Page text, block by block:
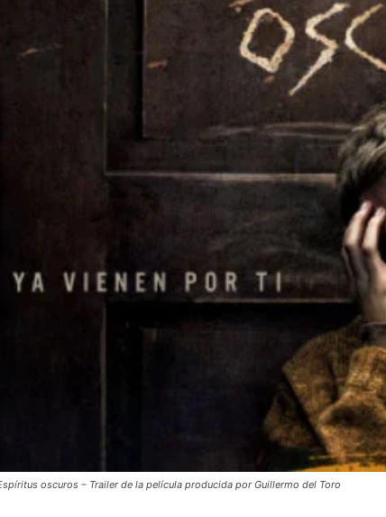
oscuros – Trailer de la película producida por Guillermo del Toro